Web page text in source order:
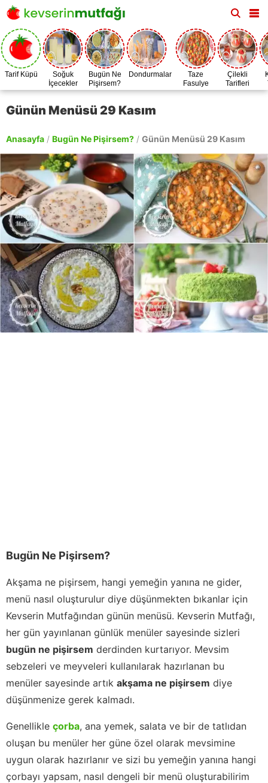
Tarif Küpü
Soğuk
İçecekler
Bugün Ne
Pişirsem?
Dondurmalar
Taze
Fasulye
Zamanı
Çilekli
Tarifleri
Günün Menüsü 29 Kasım
Anasayfa / Bugün Ne Pişirsem? / Günün Menüsü 29 Kasım
Bugün Ne Pişirsem?
Akşama ne pişirsem, hangi yemeğin yanına ne gider,
menü nasıl oluşturulur diye düşünmekten bıkanlar için
Kevserin Mutfağından günün menüsü. Kevserin Mutfağı,
her gün yayınlanan günlük menüler sayesinde sizleri
bugün ne pişirsem derdinden kurtarıyor. Mevsim
sebzeleri ve meyveleri kullanılarak hazırlanan bu
menüler sayesinde artık akşama ne pişirsem diye
düşünmenize gerek kalmadı.
Genellikle çorba, ana yemek, salata ve bir de tatlıdan
oluşan bu menüler her güne özel olarak mevsimine
uygun olarak hazırlanır ve sizi bu yemeğin yanına hangi
çorbayı yapsam, nasıl dengeli bir menü oluşturabilirim